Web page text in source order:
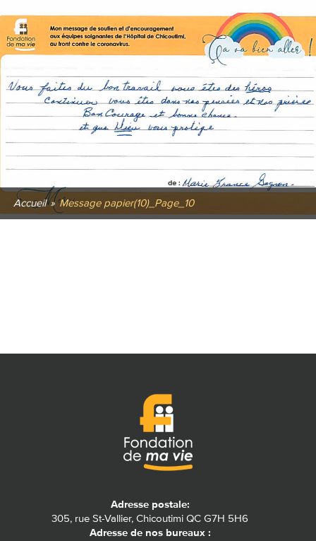
Accueil » Message papier(10)_Page_10
Adresse postale:
305, rue St-Vallier, Chicoutimi QC G7H 5H6
Adresse de nos bureaux :